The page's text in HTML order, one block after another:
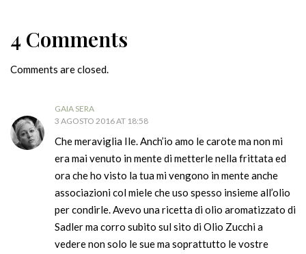
4 Comments
Comments are closed.
GAIA SERA
3 AGOSTO 2016 AT 18:58
Che meraviglia Ile. Anch’io amo le carote ma non mi
era mai venuto in mente di metterle nella frittata ed
ora che ho visto la tua mi vengono in mente anche
associazioni col miele che uso spesso insieme all’olio
per condirle. Avevo una ricetta di olio aromatizzato di
Sadler ma corro subito sul sito di Olio Zucchi a
vedere non solo le sue ma soprattutto le vostre